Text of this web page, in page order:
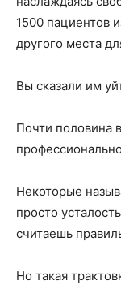
1500 пациентов
другого места
Вы сказали им
Почти половина
Некоторые
просто
считаешь
Но такая